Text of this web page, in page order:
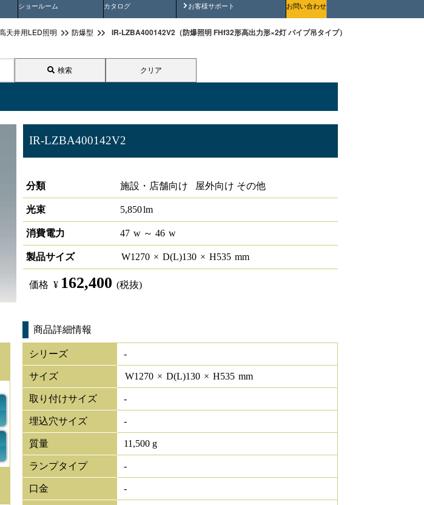
ショールーム カタログ お客様サポート
安全にご使用いただくためにお問い合わせ
天井用LED照明 防爆型 IR-LZBA400142V2（防爆照明 FHf32形高出力形×2灯 パイプ吊タイプ）
検索 クリア
IR-LZBA400142V2
分類
施設・店舗向け 屋外向け その他
光束 5,850lm
消費電力 47 w ～ 46 w
製品サイズ W1270 × D(L)130 × H535 mm
価格 ¥ 162,400 (税抜)
商品詳細情報
シリーズ -
サイズ W1270 × D(L)130 × H535 mm
取り付けサイズ -
埋込穴サイズ -
質量 11,500 g
ランプタイプ -
口金 -